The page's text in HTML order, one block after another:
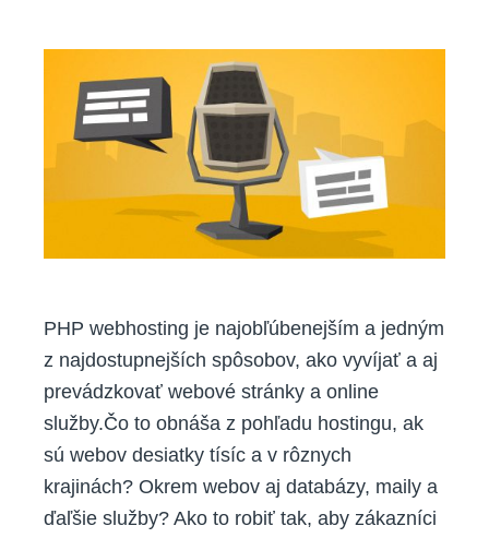
robí
európsky
webhosting
PHP webhosting je najobľúbenejším a jedným
z najdostupnejších spôsobov, ako vyvíjať a aj
prevádzkovať webové stránky a online
služby.Čo to obnáša z pohľadu hostingu, ak
sú webov desiatky tísíc a v rôznych
krajinách? Okrem webov aj databázy, maily a
ďaľšie služby? Ako to robiť tak, aby zákazníci